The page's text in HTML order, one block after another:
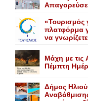
«Τουρισμός
πλατφόρμα
να γνωρίζετε
Mάχη με τις
Πέμπτη
Δήμος